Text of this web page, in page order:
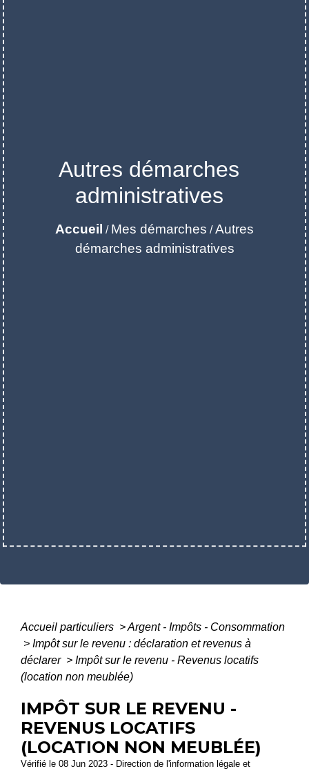
Autres démarches
administratives
Accueil / Mes démarches /Autres
démarches administratives
Accueil particuliers >Argent - Impôts - Consommation
> Impôt sur le revenu : déclaration et revenus à
déclarer > Impôt sur le revenu - Revenus locatifs
(location non meublée)
IMPÔT SUR LE REVENU -
REVENUS LOCATIFS
(LOCATION NON MEUBLÉE)
Vérifié le 08 Jun 2023 - Direction de l'information légale et